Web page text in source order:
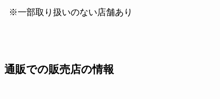
※一部取り扱いのない店舗あり
通販での販売店の情報